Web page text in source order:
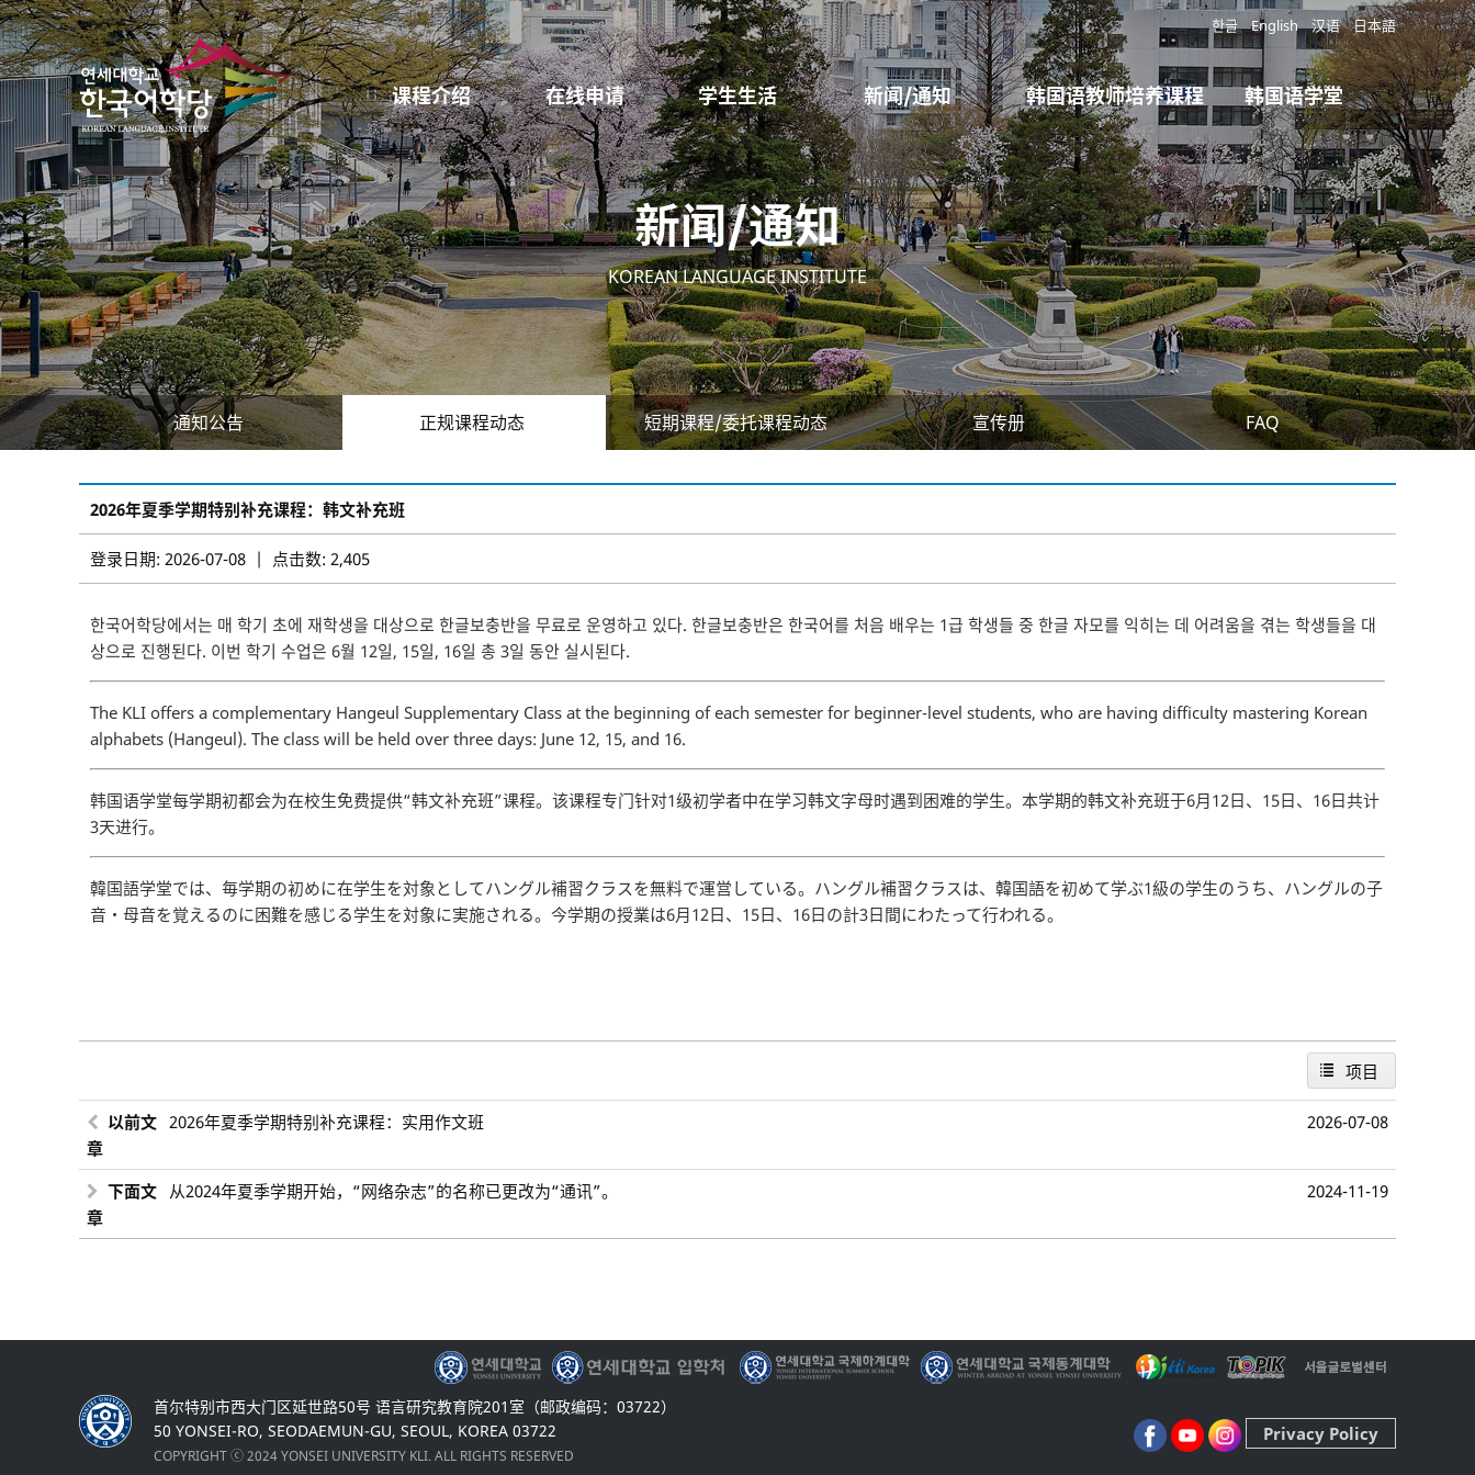
한글 English 汉语 日本語
课程介绍 在线申请 学生生活 新闻/通知 韩国语教师培养课程 韩国语学堂
新闻/通知
KOREAN LANGUAGE INSTITUTE
通知公告 正规课程动态 短期课程/委托课程动态 宣传册 FAQ
2026年夏季学期特别补充课程：韩文补充班
登录日期: 2026-07-08 | 点击数: 2,405
한국어학당에서는 매 학기 초에 재학생을 대상으로 한글보충반을 무료로 운영하고 있다. 한글보충반은 한국어를 처음 배우는 1급 학생들 중 한글 자모를 익히는 데 어려움을 겪는 학생들을 대
상으로 진행된다. 이번 학기 수업은 6월 12일, 15일, 16일 총 3일 동안 실시된다.
The KLI offers a complementary Hangeul Supplementary Class at the beginning of each semester for beginner-level students, who are having difficulty mastering Korean
alphabets (Hangeul). The class will be held over three days: June 12, 15, and 16.
韩国语学堂每学期初都会为在校生免费提供“韩文补充班”课程。该课程专门针对1级初学者中在学习韩文字母时遇到困难的学生。本学期的韩文补充班于6月12日、15日、16日共计
3天进行。
韓国語学堂では、毎学期の初めに在学生を対象としてハングル補習クラスを無料で運営している。ハングル補習クラスは、韓国語を初めて学ぶ1級の学生のうち、ハングルの子
音・母音を覚えるのに困難を感じる学生を対象に実施される。今学期の授業は6月12日、15日、16日の計3日間にわたって行われる。
项目
以前文
章
2026年夏季学期特别补充课程：实用作文班 2026-07-08
下面文
章
从2024年夏季学期开始，“网络杂志”的名称已更改为“通讯”。 2024-11-19
首尔特别市西大门区延世路50号 语言研究教育院201室（邮政编码：03722）
50 YONSEI-RO, SEODAEMUN-GU, SEOUL, KOREA 03722
COPYRIGHT ⓒ 2024 YONSEI UNIVERSITY KLI. ALL RIGHTS RESERVED
Privacy Policy